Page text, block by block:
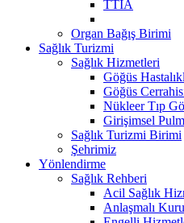
TTİA
Organ Bağış Birimi
Sağlık Turizmi
Sağlık Hizmetleri
Göğüs
Göğüs
Nükleer Tıp
Girişimsel
Sağlık Turizmi Birimi
Şehrimiz
Yönlendirme
Sağlık Rehberi
Acil Sağlık
Anlaşmalı